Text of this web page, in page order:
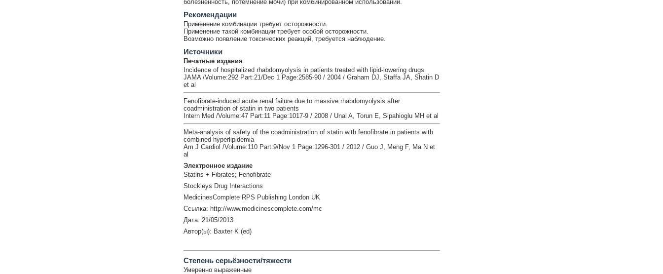
болезненность, потемнение мочи) при комбинированном использовании.
Рекомендации
Применение комбинации требует осторожности.
Применение такой комбинации требует особой осторожности.
Возможно появление токсических реакций, требуется наблюдение.
Источники
Печатные издания
Incidence of hospitalized rhabdomyolysis in patients treated with lipid-lowering drugs
JAMA /Volume:292 Part:21/Dec 1 Page:2585-90 / 2004 / Graham DJ, Staffa JA, Shatin D
et al
Fenofibrate-induced acute renal failure due to massive rhabdomyolysis after
coadministration of statin in two patients
Intern Med /Volume:47 Part:11 Page:1017-9 / 2008 / Unal A, Torun E, Sipahioglu MH et al
Meta-analysis of safety of the coadministration of statin with fenofibrate in patients with
combined hyperlipidemia
Am J Cardiol /Volume:110 Part:9/Nov 1 Page:1296-301 / 2012 / Guo J, Meng F, Ma N et
al
Электронное издание
Statins + Fibrates; Fenofibrate
Stockleys Drug Interactions
MedicinesComplete RPS Publishing London UK
Ссылка: http://www.medicinescomplete.com/mc
Дата: 21/05/2013
Автор(ы): Baxter K (ed)
Cтепень серьёзности/тяжести
Умеренно выраженные